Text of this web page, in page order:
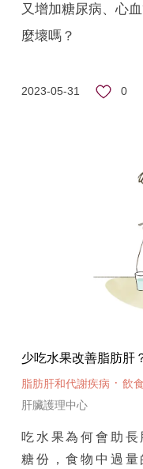
又增加糖尿病、心
麼壞嗎？
2023-05-31 0
少吃水果改善脂肪肝
脂肪肝和代謝疾病 · 飲
肝臟護理中心
吃水果為何會助
糖份，食物中過